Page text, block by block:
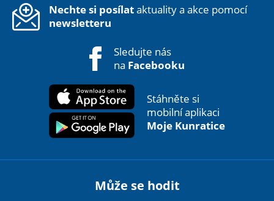
Nechte si posílataktuality a akce pomocí
newsletteru
Sledujte nás
na Facebooku
Stáhněte si
mobilní aplikaci
Moje Kunratice
Může se hodit